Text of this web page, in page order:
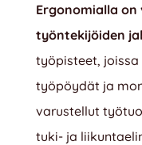
Ergonomialla
työntekijöiden
työpisteet,
työpöydät ja
varustellut
tuki- ja